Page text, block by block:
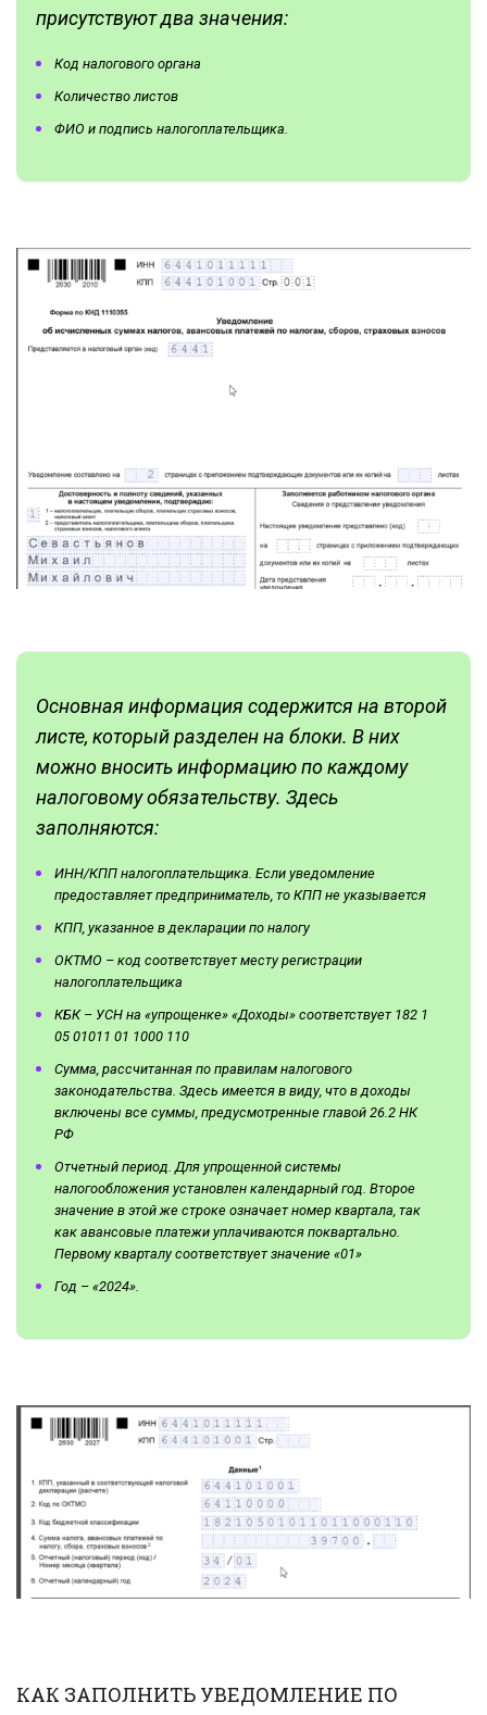
присутствуют два значения:
Код налогового органа
Количество листов
ФИО и подпись налогоплательщика.
Основная информация содержится на второй
листе, который разделен на блоки. В них
можно вносить информацию по каждому
налоговому обязательству. Здесь
заполняются:
ИНН/КПП налогоплательщика. Если уведомление
предоставляет предприниматель, то КПП не указывается
КПП, указанное в декларации по налогу
ОКТМО – код соответствует месту регистрации
налогоплательщика
КБК – УСН на «упрощенке» «Доходы» соответствует 182 1
05 01011 01 1000 110
Сумма, рассчитанная по правилам налогового
законодательства. Здесь имеется в виду, что в доходы
включены все суммы, предусмотренные главой 26.2 НК
РФ
Отчетный период. Для упрощенной системы
налогообложения установлен календарный год. Второе
значение в этой же строке означает номер квартала, так
как авансовые платежи уплачиваются поквартально.
Первому кварталу соответствует значение «01»
Год – «2024».
КАК ЗАПОЛНИТЬ УВЕДОМЛЕНИЕ ПО